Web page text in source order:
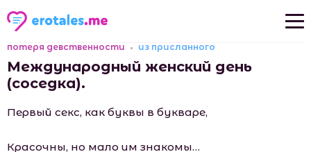
Новые рассказы
Популярные рассказы
потеря девственности из присланного
Международный женский день
(соседка).
Первый секс, как буквы в букваре,
Красочны, но мало им знакомы…